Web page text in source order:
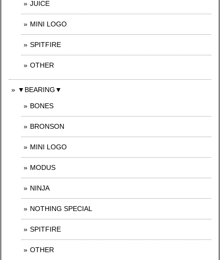
JUICE
MINI LOGO
SPITFIRE
OTHER
▼BEARING▼
BONES
BRONSON
MINI LOGO
MODUS
NINJA
NOTHING SPECIAL
SPITFIRE
OTHER